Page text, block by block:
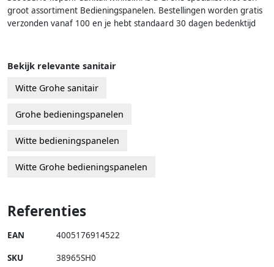
groot assortiment Bedieningspanelen. Bestellingen worden gratis
verzonden vanaf 100 en je hebt standaard 30 dagen bedenktijd
Bekijk relevante sanitair
Witte Grohe sanitair
Grohe bedieningspanelen
Witte bedieningspanelen
Witte Grohe bedieningspanelen
Referenties
EAN 4005176914522
SKU 38965SH0